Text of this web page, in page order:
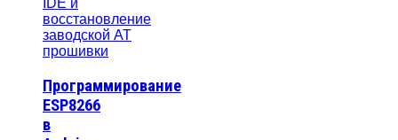
Программирование
ESP8266
в